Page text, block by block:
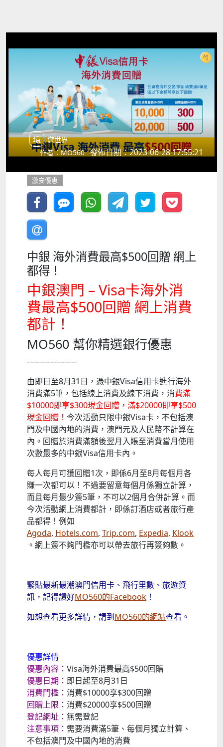
環遊世界
作者：MO560 發佈日期：2023-06-28 17:55:21
激安優惠
中銀 海外消費最高$500回贈 網上
都得！
中銀澳門 – Visa卡海外消
費最高$500回贈 網上消費
都計！
MO560 幫你精選銀行優惠
--------------------
由即日至8月31日，憑中銀Visa信用卡進行海外
消費滿5筆，包括線上消費及線下消費，消費滿
$10000即享$300現金回贈，滿$20000即享$500
現金回贈！ 今次活動只限中銀Visa卡，不包括澳
門及中國內地的消費，澳門元及人民幣不計算在
內。回贈於消費滿額後翌月入賬至消費當月使用
次數最多的中銀Visa信用卡內。
每人每月可獲回贈1次，即係6月至8月每個月各
賺一次都可以！不過要留意每個月係獨立計算，
而且每月最少簽5筆，不可以2個月合併計算。而
今次活動網上消費都計，即係訂酒店或者旅行產
品都得！例如
Agoda, Hotels.com, Trip.com, Expedia, Klook
。網上簽不夠門檻亦可以帶去旅行再簽夠數。
緊貼最新最潮澳門信用卡、飛行里數、旅遊資
訊，記得讚好MO560的Facebook ！
如想查看更多詳情，請到MO560的網站查看。
優惠詳情
優惠內容： Visa海外消費最高$500回贈
優惠日期： 即日起至8月31日
消費門檻： 消費$10000享$300回贈
回贈上限： 消費$20000享$500回贈
登記網址： 無需登記
注意事項： 需要消費滿5筆、每個月獨立計算、
不包括澳門及中國內地的消費